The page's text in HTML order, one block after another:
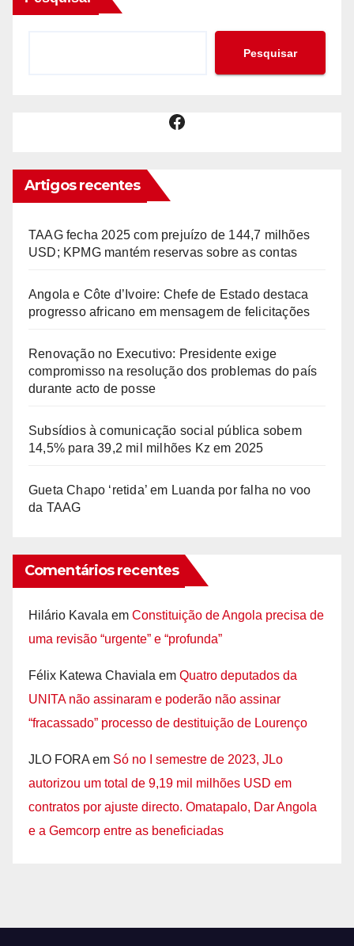
Pesquisar
Facebook
Artigos recentes
TAAG fecha 2025 com prejuízo de 144,7 milhões
USD; KPMG mantém reservas sobre as contas
Angola e Côte d’Ivoire: Chefe de Estado destaca
progresso africano em mensagem de felicitações
Renovação no Executivo: Presidente exige
compromisso na resolução dos problemas do país
durante acto de posse
Subsídios à comunicação social pública sobem
14,5% para 39,2 mil milhões Kz em 2025
Gueta Chapo ‘retida’ em Luanda por falha no voo
da TAAG
Comentários recentes
Hilário Kavala em Constituição de Angola precisa de
uma revisão “urgente” e “profunda”
Félix Katewa Chaviala em Quatro deputados da
UNITA não assinaram e poderão não assinar
“fracassado” processo de destituição de Lourenço
JLO FORA em Só no I semestre de 2023, JLo
autorizou um total de 9,19 mil milhões USD em
contratos por ajuste directo. Omatapalo, Dar Angola
e a Gemcorp entre as beneficiadas